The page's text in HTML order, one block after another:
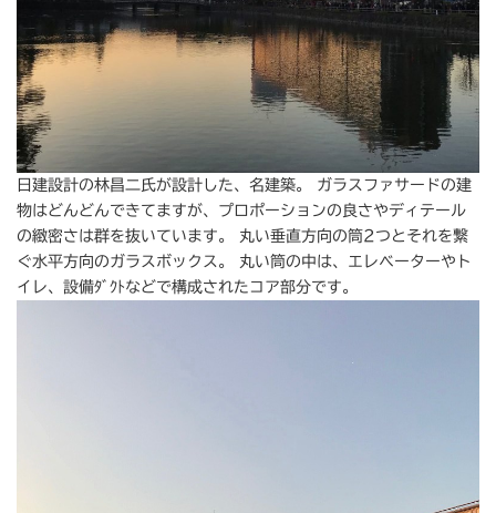
日建設計の林昌二氏が設計した、名建築。 ガラスファサードの建
物はどんどんできてますが、プロポーションの良さやディテール
の緻密さは群を抜いています。 丸い垂直方向の筒2つとそれを繋
ぐ水平方向のガラスボックス。 丸い筒の中は、エレベーターやト
イレ、設備ﾀﾞｸﾄなどで構成されたコア部分です。